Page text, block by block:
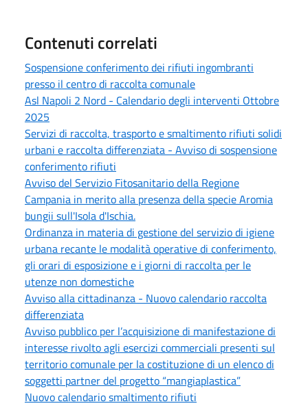
Contenuti correlati
Sospensione conferimento dei rifiuti ingombranti
presso il centro di raccolta comunale
Asl Napoli 2 Nord - Calendario degli interventi Ottobre
2025
Servizi di raccolta, trasporto e smaltimento rifiuti solidi
urbani e raccolta differenziata - Avviso di sospensione
conferimento rifiuti
Avviso del Servizio Fitosanitario della Regione
Campania in merito alla presenza della specie Aromia
bungii sull'Isola d'Ischia.
Ordinanza in materia di gestione del servizio di igiene
urbana recante le modalità operative di conferimento,
gli orari di esposizione e i giorni di raccolta per le
utenze non domestiche
Avviso alla cittadinanza - Nuovo calendario raccolta
differenziata
Avviso pubblico per l’acquisizione di manifestazione di
interesse rivolto agli esercizi commerciali presenti sul
territorio comunale per la costituzione di un elenco di
soggetti partner del progetto “mangiaplastica”
Nuovo calendario smaltimento rifiuti